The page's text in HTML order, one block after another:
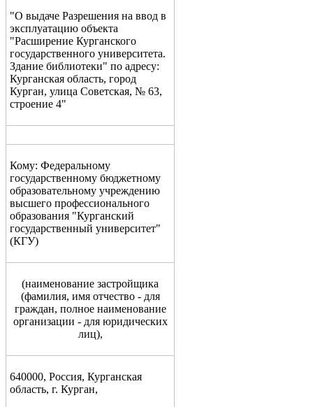
"О выдаче Разрешения на ввод в
эксплуатацию объекта
"Расширение Курганского
государственного университета.
Здание библиотеки" по адресу:
Курганская область, город
Курган, улица Советская, № 63,
строение 4"
Кому: Федеральному
государственному бюджетному
образовательному учреждению
высшего профессионального
образования "Курганский
государственный университет"
(КГУ)
(наименование застройщика
(фамилия, имя отчество - для
граждан, полное наименование
организации - для юридических
лиц),
640000, Россия, Курганская
область, г. Курган,